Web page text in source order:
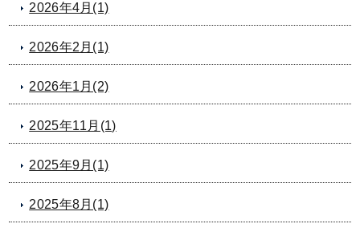
2026年4月(1)
2026年2月(1)
2026年1月(2)
2025年11月(1)
2025年9月(1)
2025年8月(1)